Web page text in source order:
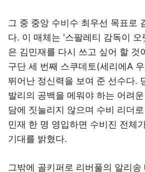
그 중 중앙 수비수 최우선 목표로
다. 이 매체는 '스팔레티 감독이 오
은 김민재를 다시 쓰고 싶어 할 것
구단 세 번째 스쿠데토(세리에A
뛰어난 정신력을 보여 준 선수다.
발리의 공백을 메워야 하는 어려
담에 짓눌리지 않으며 수비 리더
민재 한 명 영입하면 수비진 전체
기대를 밝혔다.
그밖에 골키퍼로 리버풀의 알리송